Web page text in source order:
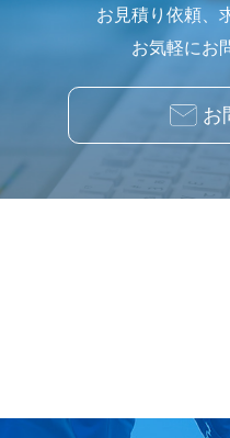
お見積り依頼、
お気軽にお
お